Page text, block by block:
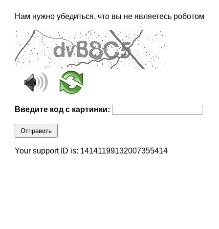
Нам нужно убедиться, что вы не являетесь роботом
Введите код с картинки:
Отправить
Your support ID is: 14141199132007355414